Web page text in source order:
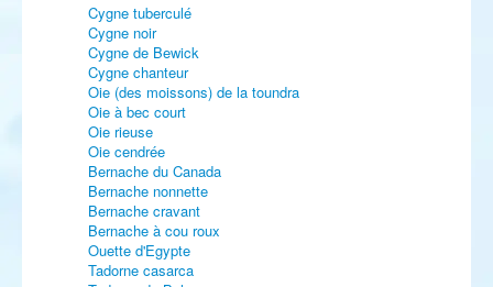
Cygne tuberculé
Cygne noir
Cygne de Bewick
Cygne chanteur
Oie (des moissons) de la toundra
Oie à bec court
Oie rieuse
Oie cendrée
Bernache du Canada
Bernache nonnette
Bernache cravant
Bernache à cou roux
Ouette d'Egypte
Tadorne casarca